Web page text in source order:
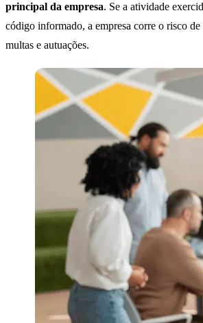
principal da empresa. Se a atividade
código informado, a empresa corre o risco de
multas e autuações.